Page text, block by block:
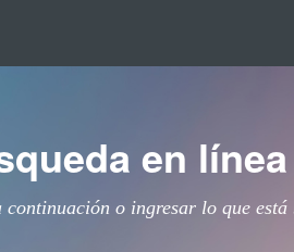
en línea
o ingresar lo que está